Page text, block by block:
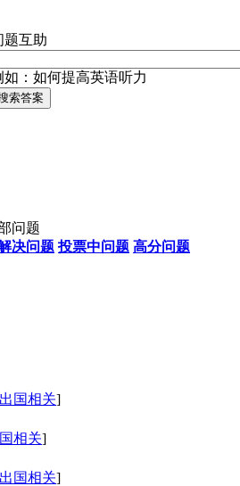
题互助
如：如何提高英语听力
问题
决问题 投票中问题 高分问题
出国相关]
相关]
出国相关]